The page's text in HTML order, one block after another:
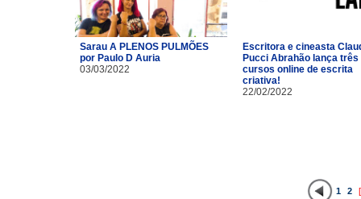
Sarau A PLENOS PULMÕES
por Paulo D Auria
03/03/2022
Escritora e cineasta
Pucci Abrahão lança três
cursos online de escrita
criativa!
22/02/2022
1 2